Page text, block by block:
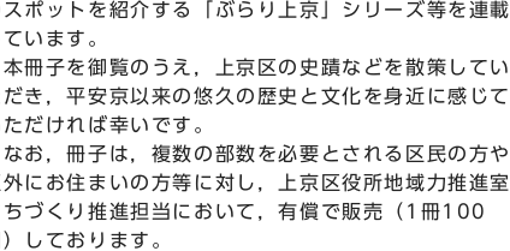
スポットを紹介する「ぶらり上京」シリーズ等を連載
ています。
冊子を御覧のうえ，上京区の史蹟などを散策してい
だき，平安京以来の悠久の歴史と文化を身近に感じて
ただければ幸いです。
お，冊子は，複数の部数を必要とされる区民の方や
外にお住まいの方等に対し，上京区役所地域力推進室
ちづくり推進担当において，有償で販売（1冊100
）しております。